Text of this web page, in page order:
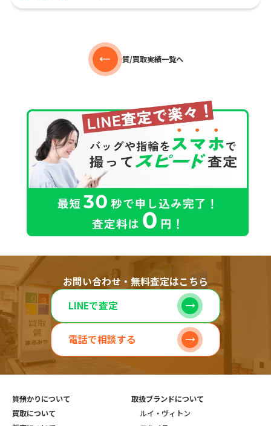
質/買取実績一覧へ
お問い合わせ・無料査定はこちら
LINEで査定
電話で相談する
質預かりについて
買取について
取扱ブランドについて
ルイ・ヴィトン